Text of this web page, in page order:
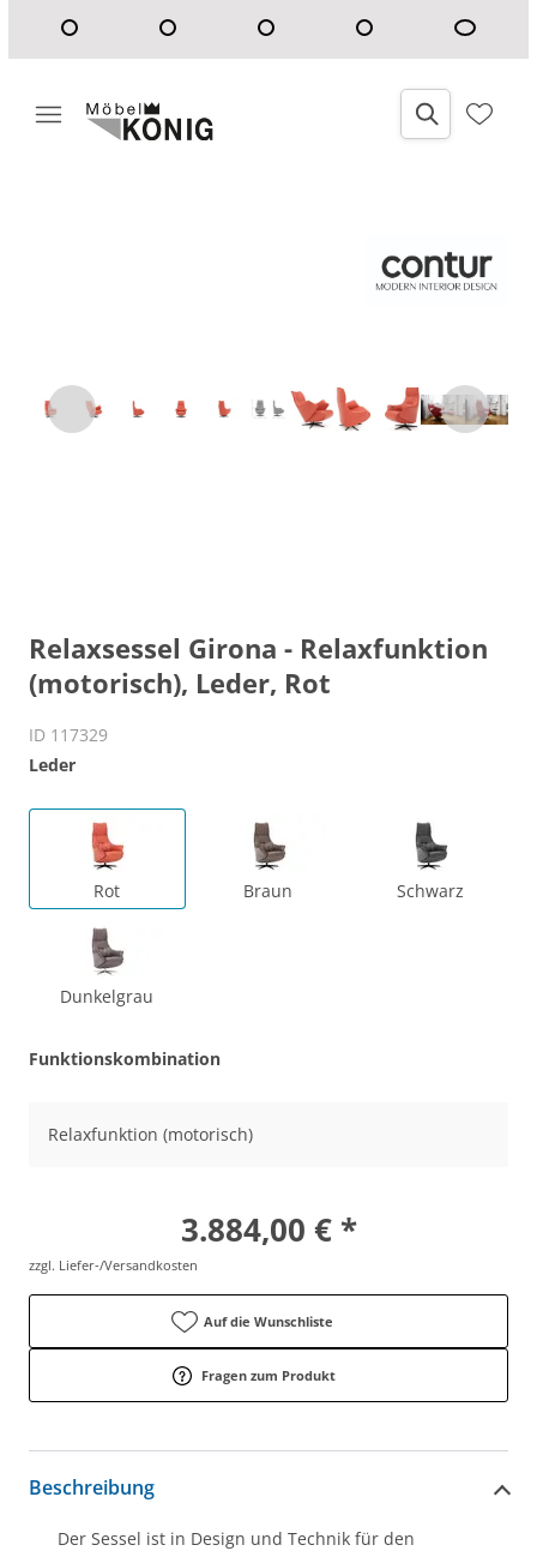
Relaxsessel Girona - Relaxfunktion
(motorisch), Leder, Rot
ID 117329
Leder
Rot Braun Schwarz
Dunkelgrau
Funktionskombination
Relaxfunktion (motorisch)
3.884,00 € *
zzgl. Liefer-/Versandkosten
Auf die Wunschliste
Fragen zum Produkt
Beschreibung
Der Sessel ist in Design und Technik für den